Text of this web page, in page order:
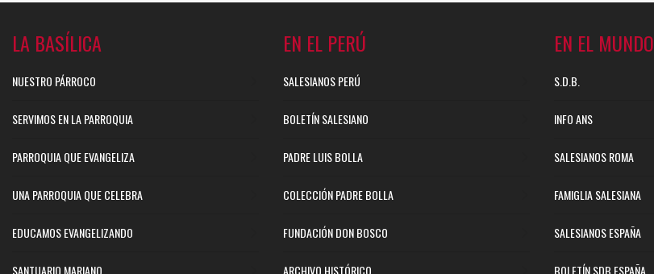
LA BASÍLICA
NUESTRO PÁRROCO
SERVIMOS EN LA PARROQUIA
PARROQUIA QUE EVANGELIZA
UNA PARROQUIA QUE CELEBRA
EDUCAMOS EVANGELIZANDO
EN EL PERÚ
SALESIANOS PERÚ
BOLETÍN SALESIANO
PADRE LUIS BOLLA
COLECCIÓN PADRE BOLLA
FUNDACIÓN DON BOSCO
EN EL MUNDO
S.D.B.
INFO ANS
SALESIANOS ROMA
FAMIGLIA SALESIANA
SALESIANOS ESPAÑA